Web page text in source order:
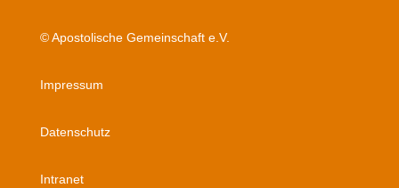
© Apostolische Gemeinschaft e.V.
Impressum
Datenschutz
Intranet